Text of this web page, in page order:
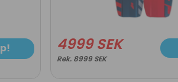
4999 SEK
8999 SEK